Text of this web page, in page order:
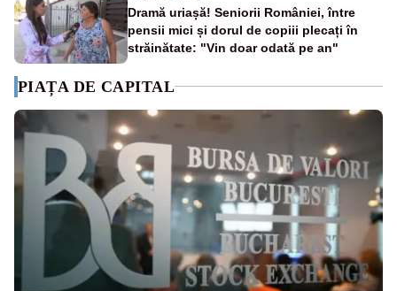
Dramă uriașă! Seniorii României, între
pensii mici și dorul de copiii plecați în
străinătate: "Vin doar odată pe an"
PIAȚA DE CAPITAL